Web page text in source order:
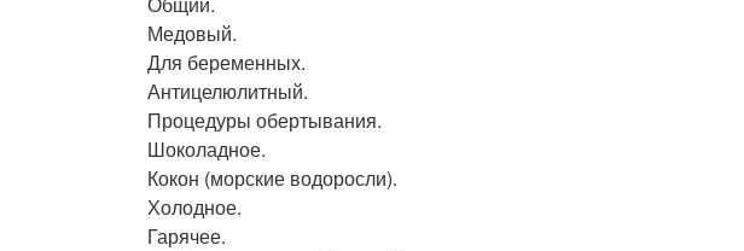
Медовый.
Для беременных.
Антицелюлитный.
Процедуры обертывания.
Шоколадное.
Кокон (морские водоросли).
Холодное.
Гарячее.